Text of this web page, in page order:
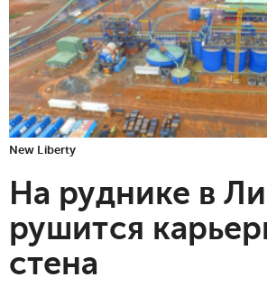
New Liberty
На руднике в
рушится
стена